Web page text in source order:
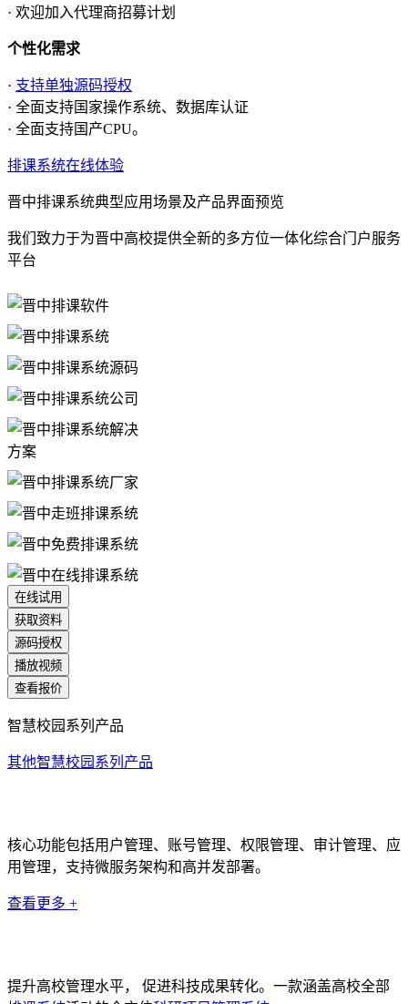
· 欢迎加入代理商招募计划
个性化需求
· 支持单独源码授权
· 全面支持国家操作系统、数据库认证
· 全面支持国产CPU。
排课系统在线体验
晋中排课系统典型应用场景及产品界面预览
我们致力于为晋中高校提供全新的多方位一体化综合门户服务
平台
在线试用
获取资料
源码授权
播放视频
查看报价
智慧校园系列产品
其他智慧校园系列产品
核心功能包括用户管理、账号管理、权限管理、审计管理、应
用管理，支持微服务架构和高并发部署。
查看更多 +
提升高校管理水平， 促进科技成果转化。一款涵盖高校全部